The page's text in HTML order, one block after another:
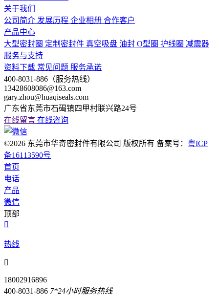
关于我们
公司简介 发展历程 企业相册 合作客户
产品中心
大型密封圈 定制密封件 真空吸盘 油封 O型圈 护线圈 减震器
服务与支持
资料下载 常见问题 服务承诺
400-8031-886（服务热线）
13428608086@163.com
gary.zhou@huaqiseals.com
广东省东莞市石碣镇四甲村联兴路24号
在线留言 在线咨询
©2026 东莞市华奇密封件有限公司 版权所有 备案号： 粤ICP
备16113590号
首页
电话
产品
微信
顶部

热线

18002916896
400-8031-886 7*24小时服务热线